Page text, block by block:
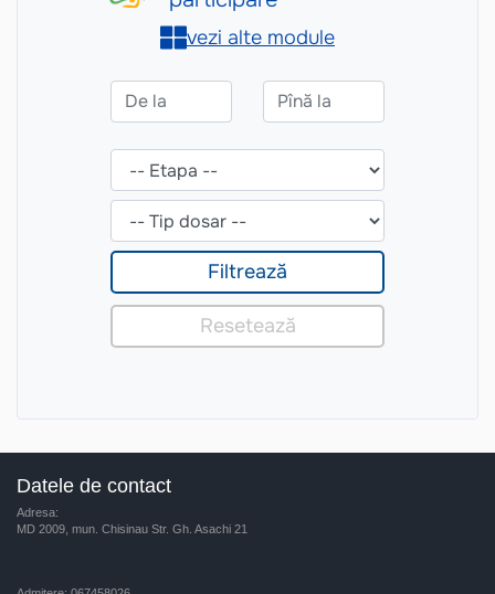
Datele de contact
Adresa:
MD 2009, mun. Chisinau Str. Gh. Asachi 21